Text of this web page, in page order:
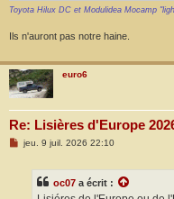
Toyota Hilux DC et Modulidea Mocamp
Ils n'auront pas notre haine.
euro6
Re: Lisières d'Europe
Mjeu. 9 juil. 2026 22:10
oc07 a écrit :